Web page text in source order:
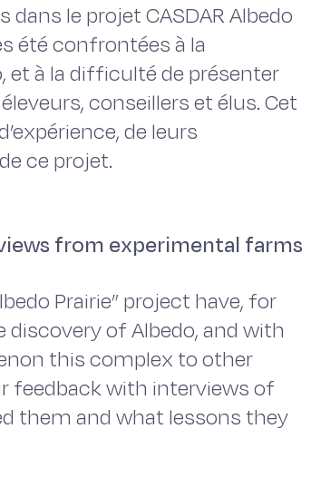
le projet CASDAR Albedo
été confrontées à la
et à la difficulté de présenter
conseillers et élus. Cet
de leurs
ce projet.
from experimental farms
Prairie” project have, for
of Albedo, and with
this complex to other
feedback with interviews of
them and what lessons they